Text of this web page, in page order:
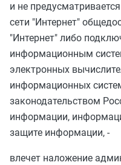
и не
сети "Интернет"
"Интернет" либо
информационным
электронных
информационных
законодательством
информации,
защите информации, -
влечет наложение